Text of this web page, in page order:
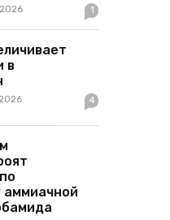
1
в
4
аммиачной